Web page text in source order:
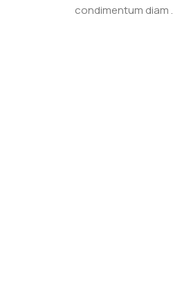
condimentum diam .